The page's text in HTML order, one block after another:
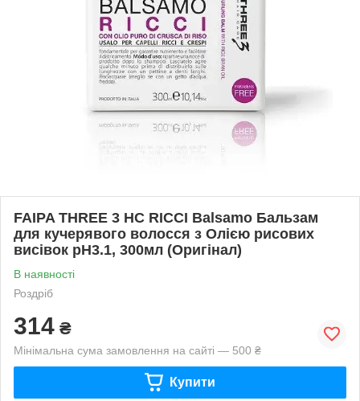
FAIPA THREE 3 HC RICCI Balsamo Бальзам
для кучерявого волосся з Олією рисових
висівок pH3.1, 300мл (Оригінал)
В наявності
Роздріб
314 ₴
Мінімальна сума замовлення на сайті — 500 ₴
Купити